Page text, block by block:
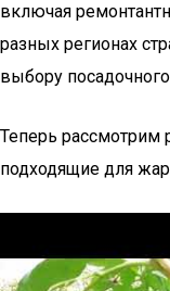
включая
разных регионах
выбору
Теперь рассмотрим
подходящие для